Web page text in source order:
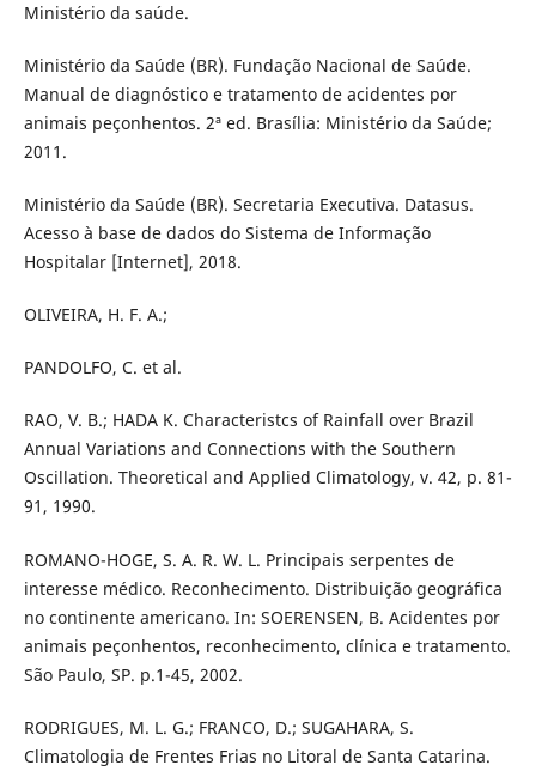
Ministério da saúde.
Ministério da Saúde (BR). Fundação Nacional de Saúde.
Manual de diagnóstico e tratamento de acidentes por
animais peçonhentos. 2ª ed. Brasília: Ministério da Saúde;
2011.
Ministério da Saúde (BR). Secretaria Executiva. Datasus.
Acesso à base de dados do Sistema de Informação
Hospitalar [Internet], 2018.
OLIVEIRA, H. F. A.;
PANDOLFO, C. et al.
RAO, V. B.; HADA K. Characteristcs of Rainfall over Brazil
Annual Variations and Connections with the Southern
Oscillation. Theoretical and Applied Climatology, v. 42, p. 81-
91, 1990.
ROMANO-HOGE, S. A. R. W. L. Principais serpentes de
interesse médico. Reconhecimento. Distribuição geográfica
no continente americano. In: SOERENSEN, B. Acidentes por
animais peçonhentos, reconhecimento, clínica e tratamento.
São Paulo, SP. p.1-45, 2002.
RODRIGUES, M. L. G.; FRANCO, D.; SUGAHARA, S.
Climatologia de Frentes Frias no Litoral de Santa Catarina.